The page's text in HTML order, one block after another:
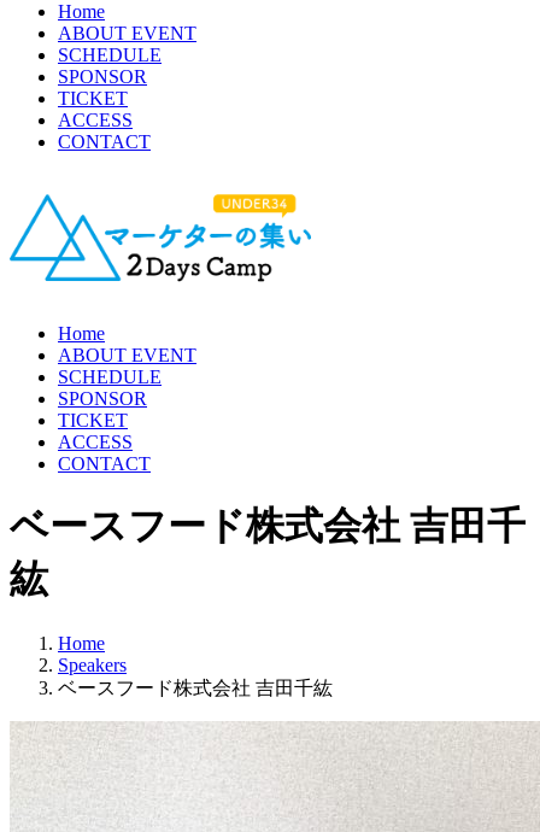
Home
ABOUT EVENT
SCHEDULE
SPONSOR
TICKET
ACCESS
CONTACT
Home
ABOUT EVENT
SCHEDULE
SPONSOR
TICKET
ACCESS
CONTACT
ベースフード株式会社 吉田千
紘
Home
Speakers
ベースフード株式会社 吉田千紘